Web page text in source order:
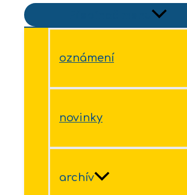
oznámení
novinky
archív